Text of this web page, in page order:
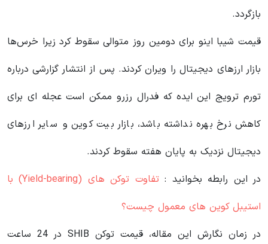
بازگردد.
قیمت شیبا اینو برای دومین روز متوالی سقوط کرد زیرا خرس‌ها
بازار ارزهای دیجیتال را ویران کردند. پس از انتشار گزارشی درباره
تورم ترویج این ایده که فدرال رزرو ممکن است عجله ای برای
کاهش نرخ بهره نداشته باشد، بازار بیت کوین و سایر ارزهای
دیجیتال نزدیک به پایان هفته سقوط کردند.
در این رابطه بخوانید‌ :
تفاوت توکن های (Yield-bearing) با
استیبل کوین های معمول چیست؟
در زمان نگارش این مقاله، قیمت توکن SHIB در 24 ساعت